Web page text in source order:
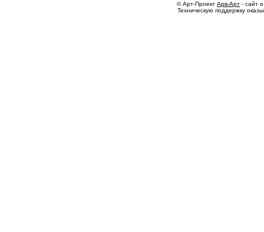
© Арт-Проект Арв-Арт - сайт
Техническую поддержку